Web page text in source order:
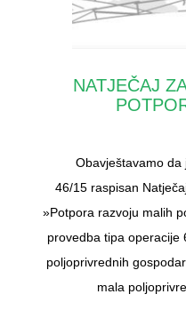
NATJEČAJ
Obavještavamo da
46/15 raspisan
»Potpora razvoju malih
provedba tipa operacije
poljoprivrednih
mala